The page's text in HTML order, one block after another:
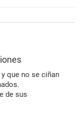
que no se ciñan
de sus